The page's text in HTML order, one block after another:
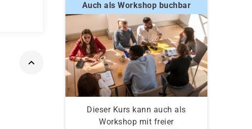
Auch als Workshop buchbar
Dieser Kurs kann auch als
Workshop mit freier